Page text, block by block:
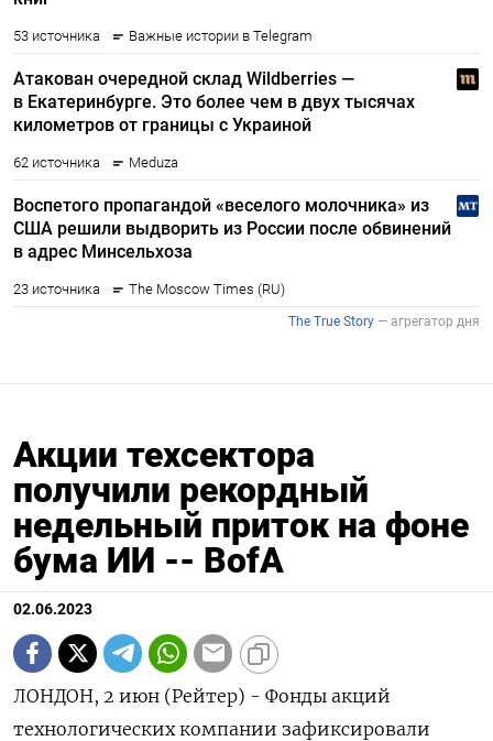
Акции техсектора
получили рекордный
недельный приток на фоне
бума ИИ -- BofA
02.06.2023
ЛОНДОН, 2 июн (Рейтер) - Фонды акций
технологических компании зафиксировали